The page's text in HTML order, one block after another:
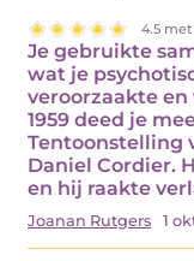
4.5
Je gebruikte
wat je
veroorzaakte
1959 deed je
Tentoonstelling
Daniel Cordier.
en hij raakte
Joanan Rutgers 1